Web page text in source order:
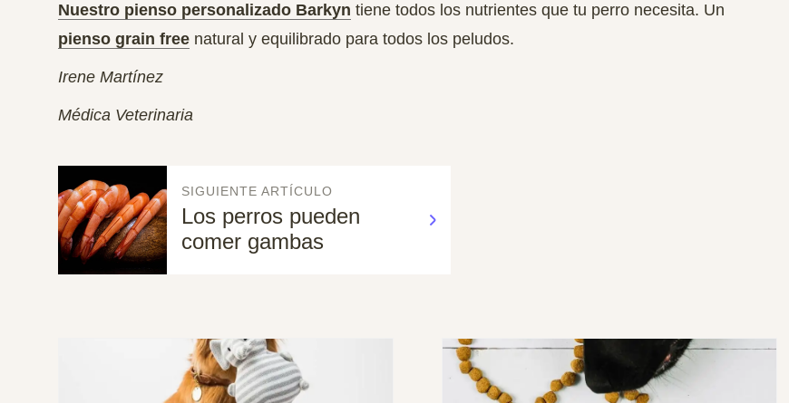
Nuestro pienso personalizado Barkyn tiene todos los nutrientes que tu perro necesita. Un
pienso grain free natural y equilibrado para todos los peludos.
Irene Martínez
Médica Veterinaria
SIGUIENTE ARTÍCULO
Los perros pueden
comer gambas